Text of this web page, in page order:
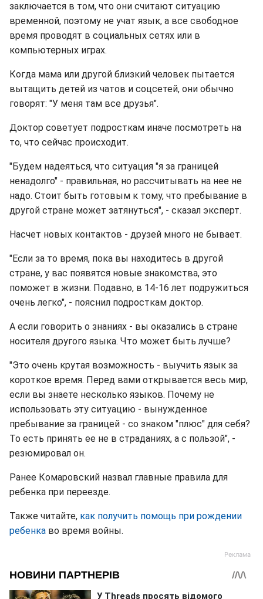
заключается в том, что они считают ситуацию
временной, поэтому не учат язык, а все свободное
время проводят в социальных сетях или в
компьютерных играх.
Когда мама или другой близкий человек пытается
вытащить детей из чатов и соцсетей, они обычно
говорят: "У меня там все друзья".
Доктор советует подросткам иначе посмотреть на
то, что сейчас происходит.
"Будем надеяться, что ситуация "я за границей
ненадолго" - правильная, но рассчитывать на нее не
надо. Стоит быть готовым к тому, что пребывание в
другой стране может затянуться", - сказал эксперт.
Насчет новых контактов - друзей много не бывает.
"Если за то время, пока вы находитесь в другой
стране, у вас появятся новые знакомства, это
поможет в жизни. Подавно, в 14-16 лет подружиться
очень легко", - пояснил подросткам доктор.
А если говорить о знаниях - вы оказались в стране
носителя другого языка. Что может быть лучше?
"Это очень крутая возможность - выучить язык за
короткое время. Перед вами открывается весь мир,
если вы знаете несколько языков. Почему не
использовать эту ситуацию - вынужденное
пребывание за границей - со знаком "плюс" для себя?
То есть принять ее не в страданиях, а с пользой", -
резюмировал он.
Ранее Комаровский назвал главные правила для
ребенка при переезде.
Также читайте, как получить помощь при рождении
ребенка во время войны.